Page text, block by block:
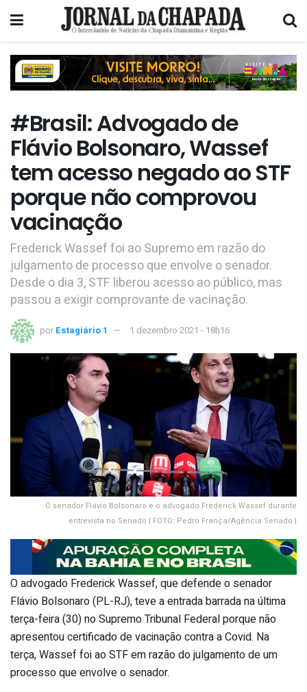
#Brasil: Advogado de
Flávio Bolsonaro, Wassef
tem acesso negado ao STF
porque não comprovou
vacinação
Frederick Wassef foi ao Supremo em razão do
julgamento de processo que envolve o senador.
Desde o dia 3, STF liberou acesso ao público, mas
passou a exigir comprovante de vacinação.
por Estagiário 1 1 dezembro 2021 - 18h16
O senador Flávio Bolsonaro e o advogado Frederick Wassef durante
entrevista no Senado | FOTO: Pedro França/Agência Senado |
O advogado Frederick Wassef, que defende o senador
Flávio Bolsonaro (PL-RJ), teve a entrada barrada na última
terça-feira (30) no Supremo Tribunal Federal porque não
apresentou certificado de vacinação contra a Covid. Na
terça, Wassef foi ao STF em razão do julgamento de um
processo que envolve o senador.